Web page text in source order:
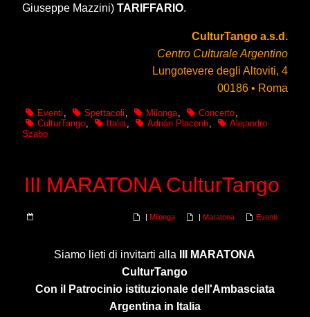
Giuseppe Mazzini)TARIFFARIO.
CulturTango a.s.d.
Centro Culturale Argentino
Lungotevere degli Altoviti, 4
00186 • Roma
Eventi , Spettacoli , Milonga, Concerto,
CulturTango, Italia, Adrián Placenti ,
Alejandro
Szabo
III MARATONA CulturTango
Eventi
|Maratona
|Milonga
Siamo lieti di invitarti alla
III MARATONA
CulturTango
Con il Patrocinio istituzionale dell'Ambasciata
Argentina in Italia